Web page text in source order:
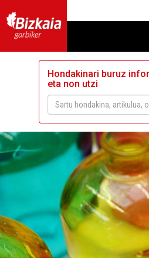
Hondakinari buruz
eta non utzi